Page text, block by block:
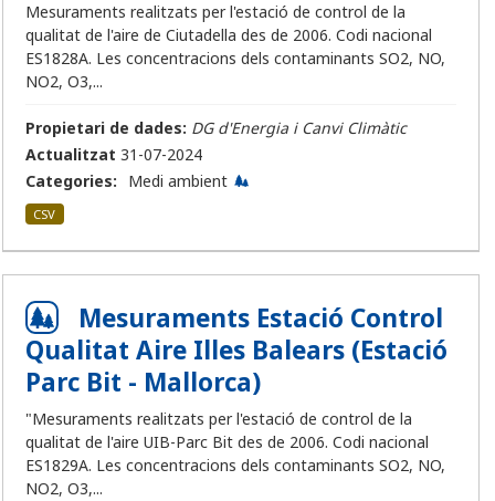
Mesuraments realitzats per l'estació de control de la
qualitat de l'aire de Ciutadella des de 2006. Codi nacional
ES1828A. Les concentracions dels contaminants SO2, NO,
NO2, O3,...
Propietari de dades: DG d'Energia i Canvi Climàtic
Actualitzat 31-07-2024
Categories:
Medi ambient
CSV
Mesuraments Estació Control
Qualitat Aire Illes Balears (Estació
Parc Bit - Mallorca)
"Mesuraments realitzats per l'estació de control de la
qualitat de l'aire UIB-Parc Bit des de 2006. Codi nacional
ES1829A. Les concentracions dels contaminants SO2, NO,
NO2, O3,...